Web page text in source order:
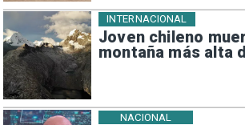
Joven chileno
montaña más alta
INTERNACIONAL
NACIONAL